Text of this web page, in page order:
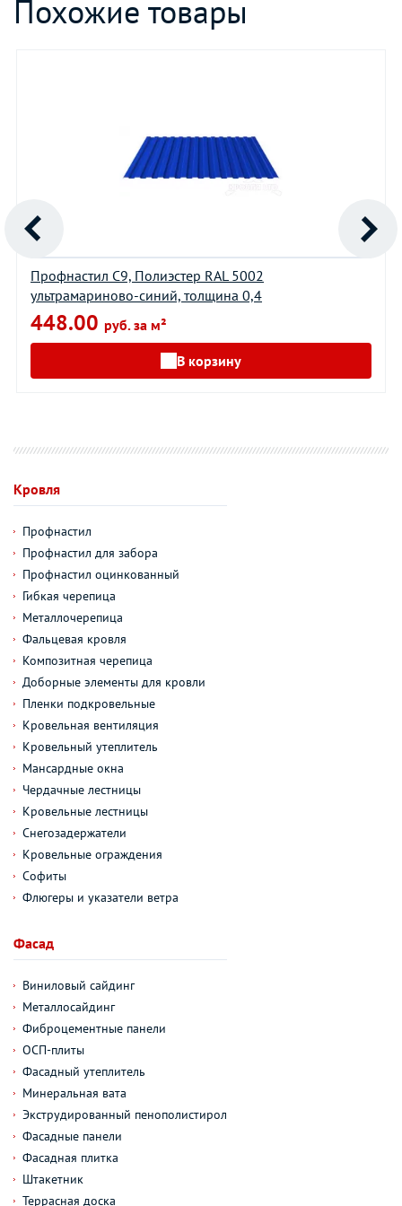
Похожие товары
Профнастил С9, Полиэстер RAL 5002
ультрамариново-синий, толщина 0,4
448.00 руб. за м²
В корзину
Кровля
Профнастил
Профнастил для забора
Профнастил оцинкованный
Гибкая черепица
Металлочерепица
Фальцевая кровля
Композитная черепица
Доборные элементы для кровли
Пленки подкровельные
Кровельная вентиляция
Кровельный утеплитель
Мансардные окна
Чердачные лестницы
Кровельные лестницы
Снегозадержатели
Кровельные ограждения
Софиты
Флюгеры и указатели ветра
Фасад
Виниловый сайдинг
Металлосайдинг
Фиброцементные панели
ОСП-плиты
Фасадный утеплитель
Минеральная вата
Экструдированный пенополистирол
Фасадные панели
Фасадная плитка
Штакетник
Террасная доска